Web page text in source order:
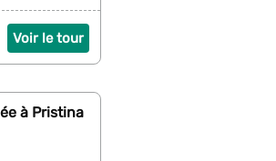
Voir le tour
à Pristina